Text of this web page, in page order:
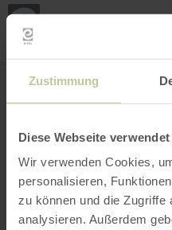
Zustimmung
Diese Webseite
Wir verwenden Cookies,
personalisieren,
zu können und die Zugriffe
analysieren. Außerdem